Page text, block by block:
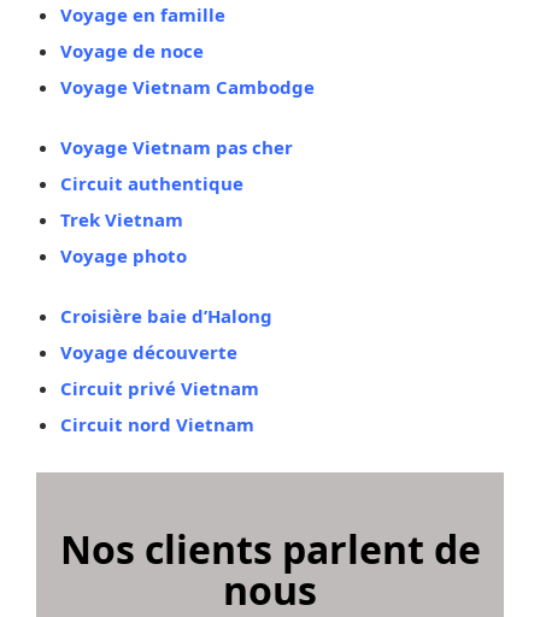
Voyage en famille
Voyage de noce
Voyage Vietnam Cambodge
Voyage Vietnam pas cher
Circuit authentique
Trek Vietnam
Voyage photo
Croisière baie d’Halong
Voyage découverte
Circuit privé Vietnam
Circuit nord Vietnam
Nos clients parlent de
nous